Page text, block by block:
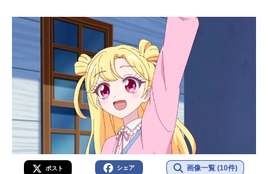
ポスト シェア 画像一覧 (10件)